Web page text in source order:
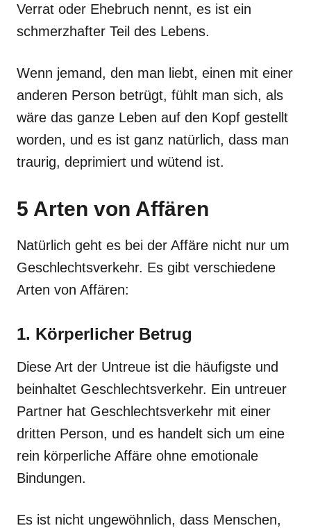
Verrat oder Ehebruch nennt, es ist ein
schmerzhafter Teil des Lebens.
Wenn jemand, den man liebt, einen mit einer
anderen Person betrügt, fühlt man sich, als
wäre das ganze Leben auf den Kopf gestellt
worden, und es ist ganz natürlich, dass man
traurig, deprimiert und wütend ist.
5 Arten von Affären
Natürlich geht es bei der Affäre nicht nur um
Geschlechtsverkehr. Es gibt verschiedene
Arten von Affären:
1. Körperlicher Betrug
Diese Art der Untreue ist die häufigste und
beinhaltet Geschlechtsverkehr. Ein untreuer
Partner hat Geschlechtsverkehr mit einer
dritten Person, und es handelt sich um eine
rein körperliche Affäre ohne emotionale
Bindungen.
Es ist nicht ungewöhnlich, dass Menschen,